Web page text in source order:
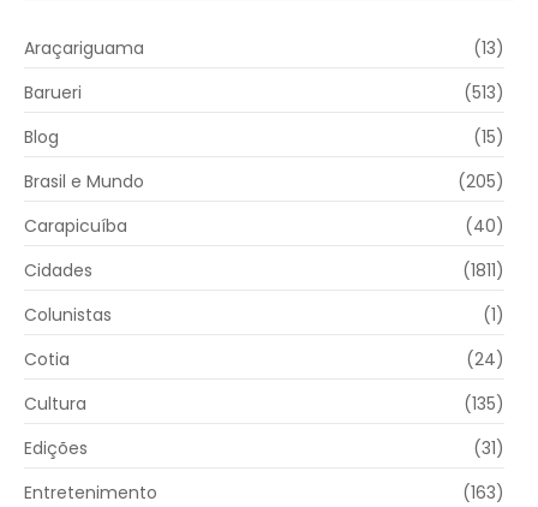
Araçariguama
(13)
Barueri
(513)
Blog
(15)
Brasil e Mundo
(205)
Carapicuíba
(40)
Cidades
(1811)
Colunistas
(1)
Cotia
(24)
Cultura
(135)
Edições
(31)
Entretenimento
(163)